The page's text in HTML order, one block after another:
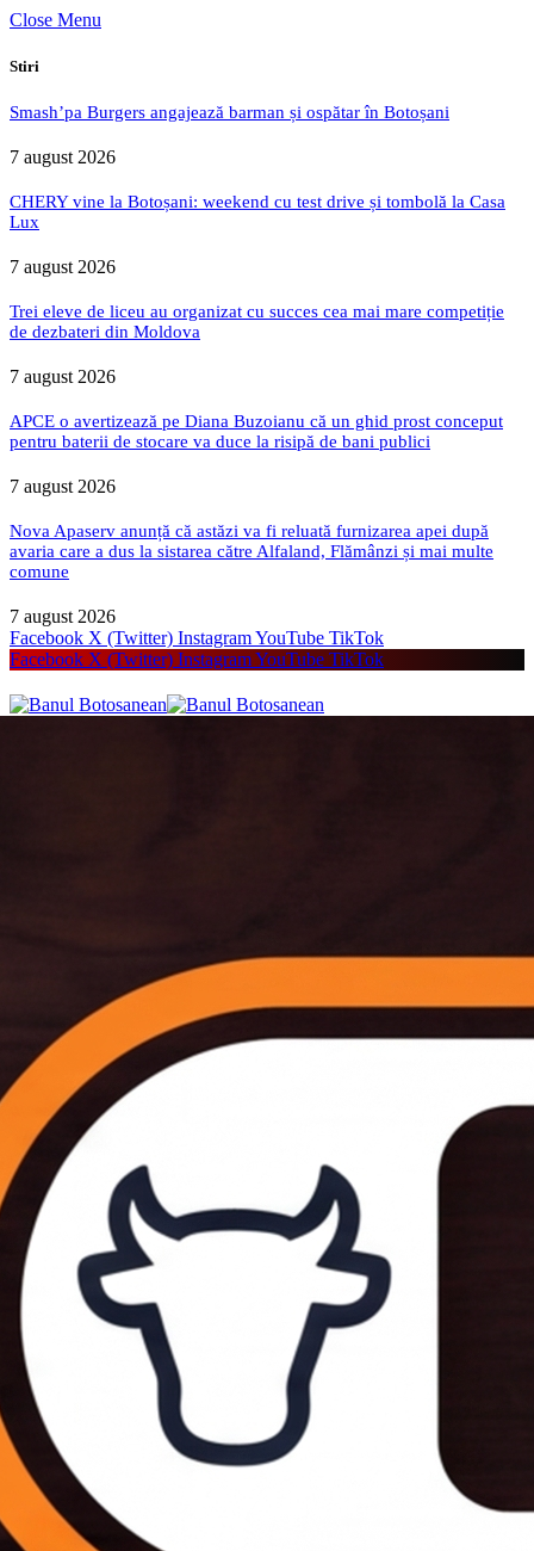
Close Menu
Stiri
Smash’pa Burgers angajează barman și ospătar în Botoșani
7 august 2026
CHERY vine la Botoșani: weekend cu test drive și tombolă la Casa
Lux
7 august 2026
Trei eleve de liceu au organizat cu succes cea mai mare competiție
de dezbateri din Moldova
7 august 2026
APCE o avertizează pe Diana Buzoianu că un ghid prost conceput
pentru baterii de stocare va duce la risipă de bani publici
7 august 2026
Nova Apaserv anunță că astăzi va fi reluată furnizarea apei după
avaria care a dus la sistarea către Alfaland, Flămânzi și mai multe
comune
7 august 2026
Facebook X (Twitter) InstagramYouTube TikTok
Facebook X (Twitter) InstagramYouTube TikTok